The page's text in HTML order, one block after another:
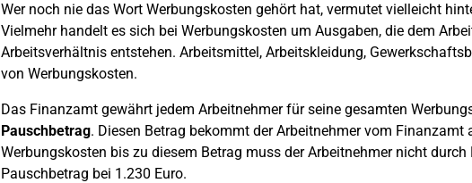
Wer noch nie das Wort Werbungskosten gehört hat, vermutet vielleicht
Vielmehr handelt es sich bei Werbungskosten um Ausgaben, die dem
Arbeitsverhältnis entstehen. Arbeitsmittel, Arbeitskleidung,
von Werbungskosten.
Das Finanzamt gewährt jedem Arbeitnehmer für seine gesamten
Pauschbetrag. Diesen Betrag bekommt der Arbeitnehmer vom
Werbungskosten bis zu diesem Betrag muss der Arbeitnehmer nicht
Pauschbetrag bei 1.230 Euro.